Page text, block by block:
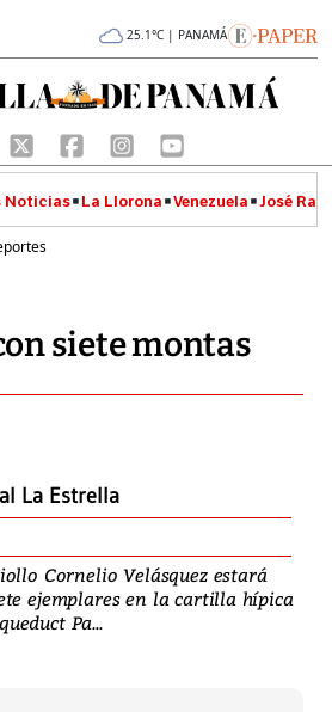
25.1°C | PANAMÁ
Noticias La Llorona Venezuela José
siete montas
La Estrella
Cornelio Velásquez estará
ejemplares en la cartilla hípica
Pa...